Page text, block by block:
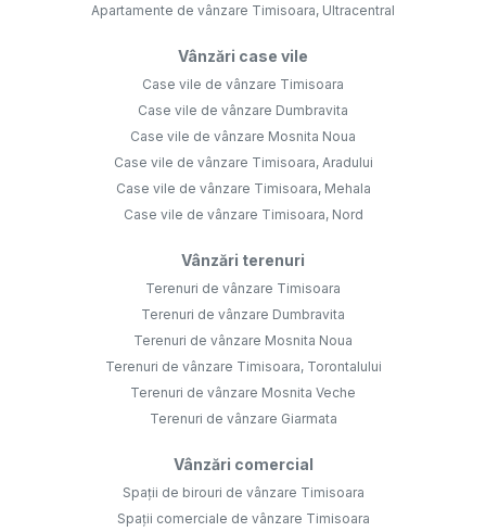
Apartamente de vânzare Timisoara, Ultracentral
Vânzări case vile
Case vile de vânzare Timisoara
Case vile de vânzare Dumbravita
Case vile de vânzare Mosnita Noua
Case vile de vânzare Timisoara, Aradului
Case vile de vânzare Timisoara, Mehala
Case vile de vânzare Timisoara, Nord
Vânzări terenuri
Terenuri de vânzare Timisoara
Terenuri de vânzare Dumbravita
Terenuri de vânzare Mosnita Noua
Terenuri de vânzare Timisoara, Torontalului
Terenuri de vânzare Mosnita Veche
Terenuri de vânzare Giarmata
Vânzări comercial
Spații de birouri de vânzare Timisoara
Spații comerciale de vânzare Timisoara